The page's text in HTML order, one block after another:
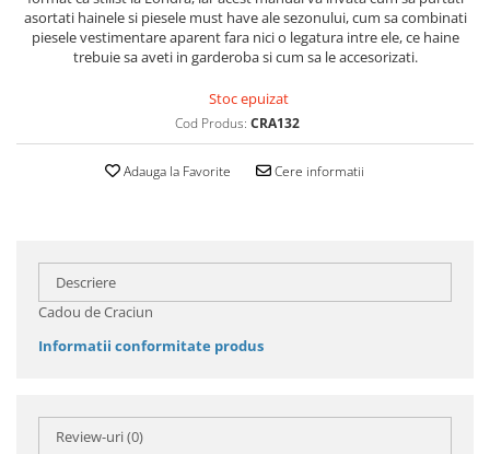
asortati hainele si piesele must have ale sezonului, cum sa combinati
piesele vestimentare aparent fara nici o legatura intre ele, ce haine
trebuie sa aveti in garderoba si cum sa le accesorizati.
Stoc epuizat
Cod Produs: CRA132
Adauga la Favorite Cere informatii
Descriere
Cadou de Craciun
Informatii conformitate produs
Review-uri(0)